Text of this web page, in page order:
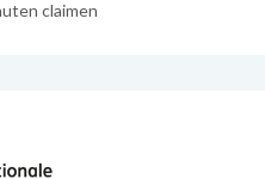
claimen